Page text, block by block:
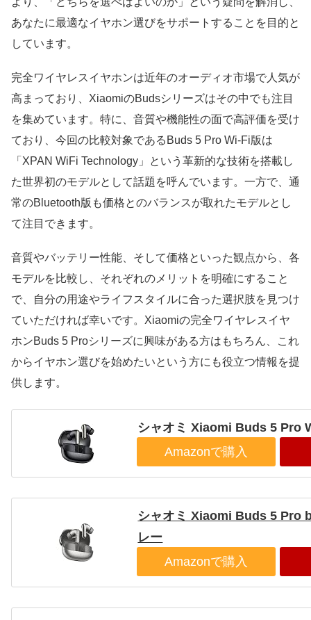
あなたに最適なイヤホン選びをサポートすることを目的と
しています。
完全ワイヤレスイヤホンは近年のオーディオ市場で人気が
高まっており、XiaomiのBudsシリーズはその中でも注目
を集めています。特に、音質や機能性の面で高評価を受け
ており、今回の比較対象であるBuds 5 Pro Wi-Fi版は
「XPAN WiFi Technology」という革新的な技術を搭載し
た世界初のモデルとして話題を呼んでいます。一方で、通
常のBluetooth版も価格とのバランスが取れたモデルとし
て注目できます。
音質やバッテリー性能、そして価格といった観点から、各
モデルを比較し、それぞれのメリットを明確にすること
で、自分の用途やライフスタイルに合った選択肢を見つけ
ていただければ幸いです。Xiaomiの完全ワイヤレスイヤ
ホンBuds 5 Proシリーズに興味がある方はもちろん、これ
からイヤホン選びを始めたいという方にも役立つ情報を提
供します。
シャオミ Xiaomi Buds 5 Pro
Amazonで購入
シャオミ Xiaomi Buds 5 Pro
レー
Amazonで購入